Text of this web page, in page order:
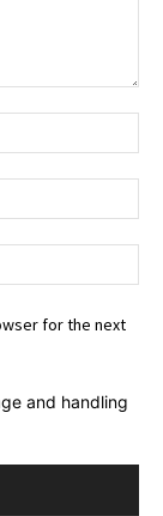
for the next
and handling